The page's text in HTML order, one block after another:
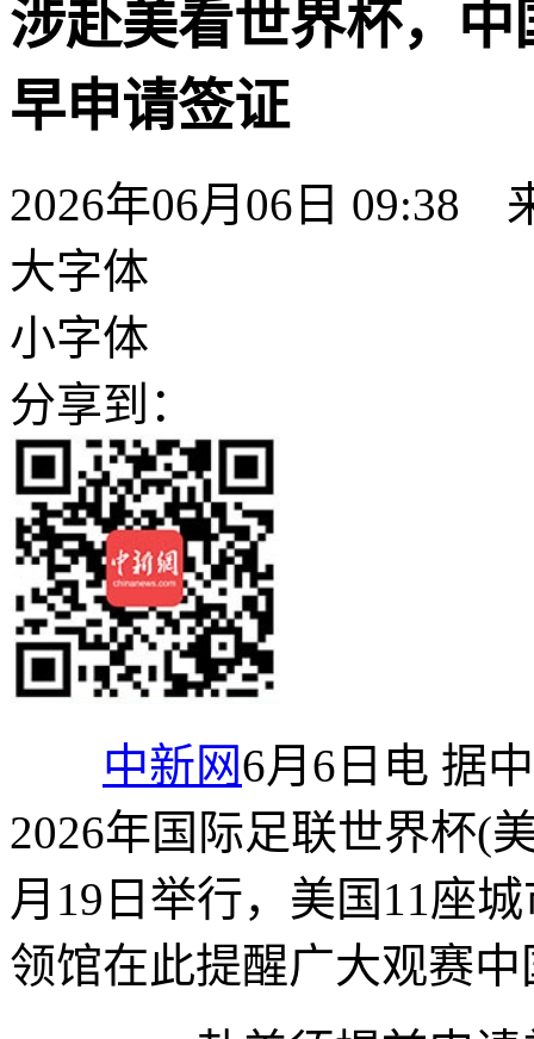
涉赴美看世界杯，
早申请签证
2026年06月06日 09:38
大字体
小字体
分享到：
中新网6月6日电 据
2026年国际足联世界杯(
月19日举行，美国11座
领馆在此提醒广大观赛